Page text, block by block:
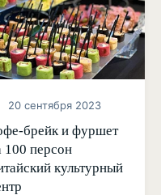
20 сентября 2023
брейк и фуршет
100 персон
культурный